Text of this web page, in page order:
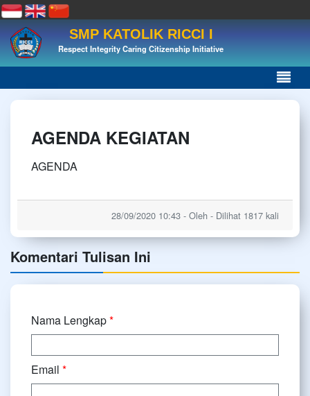
SMP KATOLIK RICCI I
Respect Integrity Caring Citizenship Initiative
AGENDA KEGIATAN
AGENDA
28/09/2020 10:43 - Oleh - Dilihat 1817 kali
Komentari Tulisan Ini
Nama Lengkap*
Email *